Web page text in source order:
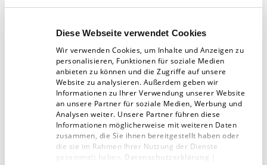
Diese Webseite verwendet Cookies
Wir verwenden Cookies, um Inhalte und Anzeigen zu
personalisieren, Funktionen für soziale Medien
anbieten zu können und die Zugriffe auf unsere
Website zu analysieren. Außerdem geben wir
Informationen zu Ihrer Verwendung unserer Website
an unsere Partner für soziale Medien, Werbung und
Analysen weiter. Unsere Partner führen diese
Informationen möglicherweise mit weiteren Daten
zusammen, die Sie ihnen bereitgestellt haben oder
die sie im Rahmen Ihrer Nutzung der Dienste
gesammelt haben. Datenschutzerklärung
Agenturen aus Deutschland, Österreich und
der Schweiz, unter anderem schaffrath medien.
Bild: Content Marketing Forum (Screenshot)